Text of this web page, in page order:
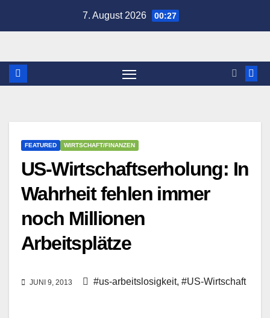
7. August 2026 00:27
FEATURED WIRTSCHAFT/FINANZEN
US-Wirtschaftserholung: In
Wahrheit fehlen immer
noch Millionen
Arbeitsplätze
JUNI 9, 2013 #us-arbeitslosigkeit, #US-Wirtschaft